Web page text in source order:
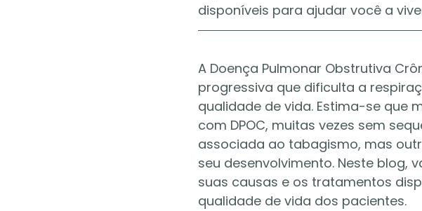
disponíveis para ajudar você a
A Doença Pulmonar Obstrutiva
progressiva que dificulta a
qualidade de vida. Estima-se que
com DPOC, muitas vezes sem
associada ao tabagismo, mas
seu desenvolvimento. Neste blog,
suas causas e os tratamentos
qualidade de vida dos pacientes.